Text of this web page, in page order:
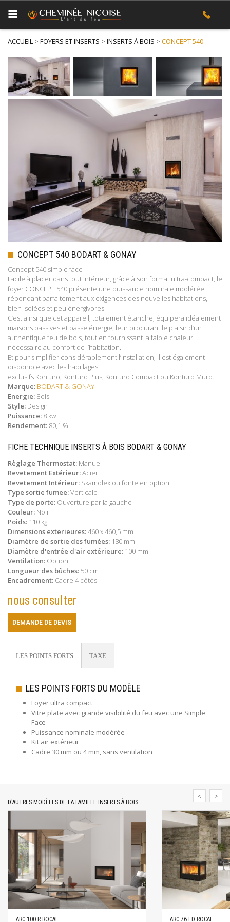
ACCUEIL > FOYERS ET INSERTS > INSERTS À BOIS > CONCEPT 540
CONCEPT 540 BODART & GONAY
Concept 540 simple face
Facile à placer dans tout intérieur, grâce à son format ultra-compact, le
foyer CONCEPT 540 présente une puissance nominale modérée
répondant parfaitement aux exigences des nouvelles habitations,
bien isolées et peu énergivores.
C’est ainsi que cet appareil, totalement étanche, équipera idéalement
maisons passives et basse énergie, leur procurant le plaisir d’un
authentique feu de bois, tout en fournissant la faible chaleur
nécessaire au confort de l’habitation.
Et pour simplifier considérablement l’installation, il est également
disponible avec les habillages
exclusifs Konturo, Konturo Plus, Konturo Compact ou Konturo Muro.
Marque: BODART & GONAY
Energie: Bois
Style: Design
Puissance: 8 kw
Rendement: 80,1 %
FICHE TECHNIQUE INSERTS À BOIS BODART & GONAY
Règlage Thermostat: Manuel
Revetement Extérieur:Acier
Revetement Intérieur: Skamolex ou fonte en option
Type sortie fumee:Verticale
Type de porte: Ouverture par la gauche
Couleur: Noir
Poids: 110 kg
Dimensions exterieures:460 x 460,5 mm
Diamètre de sortie des fumées: 180 mm
Diamètre d'entrée d'air extérieure: 100 mm
Ventilation: Option
Longueur des bûches: 50 cm
Encadrement: Cadre 4 côtés
nous consulter
DEMANDE DE DEVIS
LES POINTS FORTS TAXE
LES POINTS FORTS DU MODÈLE
Foyer ultra compact
Vitre plate avec grande visibilité du feu avec une Simple
Face
Puissance nominale modérée
Kit air extérieur
Cadre 30 mm ou 4 mm, sans ventilation
D'AUTRES MODÈLES DE LA FAMILLE INSERTS À BOIS
ARC 100 R ROCAL ARC 76 LD ROCAL